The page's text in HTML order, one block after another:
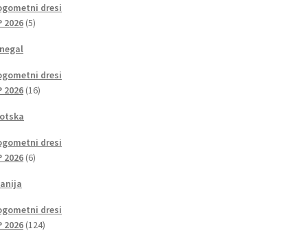
dresi
2026 55
dresi
2026 1616
dresi
2026 66
dresi
2026 124124